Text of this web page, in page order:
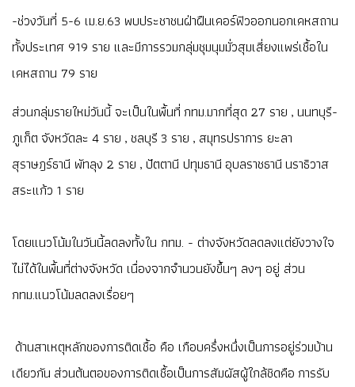
-ช่วงวันที่ 5-6 เม.ย.63 พบประชาชนฝ่าฝืนเคอร์ฟิวออกนอกเคหสถาน
ทั้งประเทศ 919 ราย และมีการรวมกลุ่มชุมนุมมั่วสุมเสี่ยงแพร่เชื้อใน
เคหสถาน 79 ราย
ส่วนกลุ่มรายใหม่วันนี้ จะเป็นในพื้นที่ กทม.มากที่สุด 27 ราย , นนทบุรี-
ภูเก็ต จังหวัดละ 4 ราย , ชลบุรี 3 ราย , สมุทรปราการ ยะลา
สุราษฎร์ธานี พัทลุง 2 ราย , ปัตตานี ปทุมธานี อุบลราชธานี นราธิวาส
สระแก้ว 1 ราย
โดยแนวโน้มในวันนี้ลดลงทั้งใน กทม. - ต่างจังหวัดลดลงแต่ยังวางใจ
ไม่ได้ในพื้นที่ต่างจังหวัด เนื่องจากจำนวนยังขึ้นๆ ลงๆ อยู่ ส่วน
กทม.แนวโน้มลดลงเรื่อยๆ
ด้านสาเหตุหลักของการติดเชื้อ คือ เกือบครึ่งหนึ่งเป็นการอยู่ร่วมบ้าน
เดียวกัน ส่วนต้นตอของการติดเชื้อเป็นการสัมผัสผู้ใกล้ชิดคือ การรับ